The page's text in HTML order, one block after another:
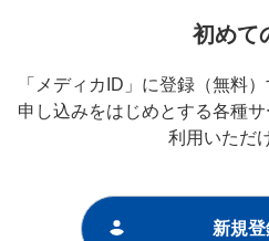
初めて
「メディカID」に登録（無料
申し込みをはじめとする各種
利用いただ
新規